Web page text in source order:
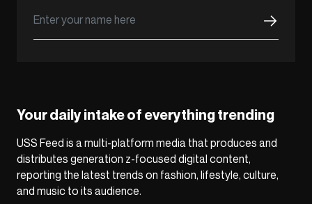
Your daily intake of everything trending
USS Feed is a multi-platform media that produces and
distributes generation z-focused digital content,
reporting the latest trends on fashion, lifestyle, culture,
and music to its audience.